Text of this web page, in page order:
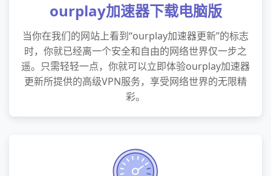
ourplay加速器下载电脑版
当你在我们的网站上看到“ourplay加速器更新”的标志
时，你就已经离一个安全和自由的网络世界仅一步之
遥。只需轻轻一点，你就可以立即体验ourplay加速器
更新所提供的高级VPN服务，享受网络世界的无限精
彩。